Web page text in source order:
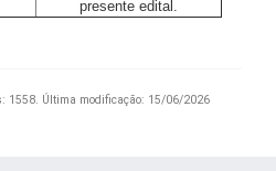
presente edital.
1558. Última modificação: 15/06/2026